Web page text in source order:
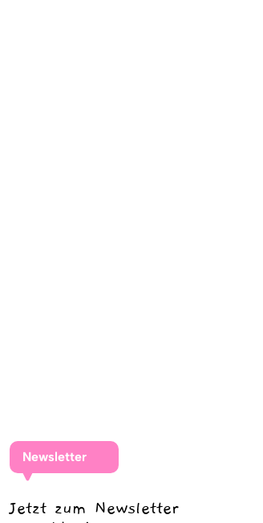
Newsletter
Jetzt zum Newsletter